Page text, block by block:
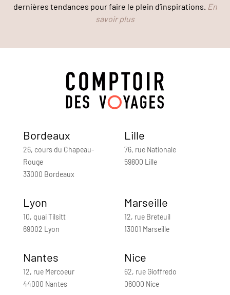
dernières tendances pour faire le plein d’inspirations. En
savoir plus
Bordeaux
26, cours du Chapeau-
Rouge
33000 Bordeaux
Lille
76, rue Nationale
59800 Lille
Lyon
10, quai Tilsitt
69002 Lyon
Marseille
12, rue Breteuil
13001 Marseille
Nantes
12, rue Mercoeur
44000 Nantes
Nice
62, rue Gioffredo
06000 Nice